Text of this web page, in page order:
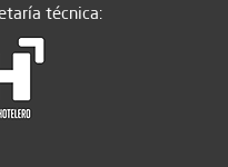
técnica: